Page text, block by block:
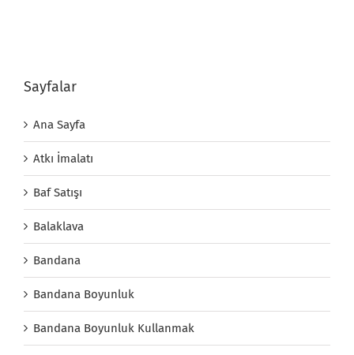
Sayfalar
Ana Sayfa
Atkı İmalatı
Baf Satışı
Balaklava
Bandana
Bandana Boyunluk
Bandana Boyunluk Kullanmak